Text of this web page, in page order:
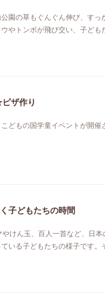
園の草もぐんぐん伸び、す
やトンボが飛び交い、子ど
ザ作り
どもの国学童イベントが開
子どもたちの時間
けん玉、百人一首など、日
いる子どもたちの様子です